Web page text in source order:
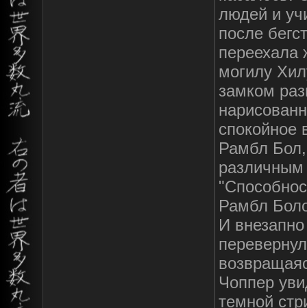
людей и
после
переехала
могилу
замком
спокойное
Рамбл
Рамбл
И
Чоппер
темной